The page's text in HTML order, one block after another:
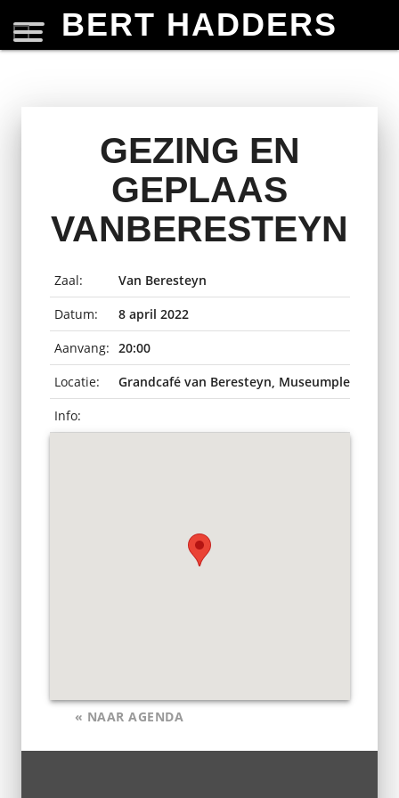
BERT HADDERS
GEZING EN
GEPLAAS
VANBERESTEYN
Zaal:
Van Beresteyn
Datum:
8 april 2022
Aanvang: 20:00
Locatie:
Grandcafé van Beresteyn, Museumplein,
Info:
« NAAR AGENDA